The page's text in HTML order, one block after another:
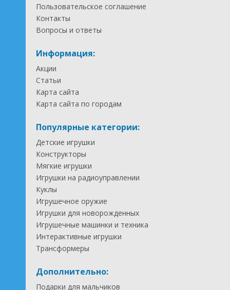
Пользовательское соглашение
Контакты
Вопросы и ответы
Информация:
Акции
Статьи
Карта сайта
Карта сайта по городам
Популярные категории:
Детские игрушки
Конструкторы
Мягкие игрушки
Игрушки на радиоуправлении
Куклы
Игрушечное оружие
Игрушки для новорожденных
Игрушечные машинки и техника
Интерактивные игрушки
Трансформеры
Дополнительно:
Подарки для мальчиков